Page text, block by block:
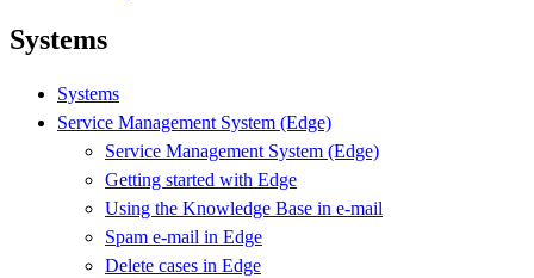
Systems
Systems
Service Management System (Edge)
Service Management System (Edge)
Getting started with Edge
Using the Knowledge Base in e-mail
Spam e-mail in Edge
Delete cases in Edge